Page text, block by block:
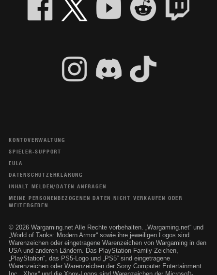
KONTOVERWALTUNG
SPIELER-SUPPORT
EULA
DATENSCHUTZERKLÄRUNG
INHALT MELDEN/DATEN ANFRAGEN
MEINE PERSONENBEZOGENEN DATEN NICHT VERKAUFEN ODER
WEITERGEBEN
© 2026 Wargaming.net Alle Rechte vorbehalten. „Wargaming.net“ und
„World of Tanks: Modern Armor“ sowie ihre jeweiligen Logos sind
Warenzeichen oder eingetragene Warenzeichen von Wargaming in den
USA und anderen Ländern. Das PlayStation Family-Zeichen,
„PlayStation“, das PS5-Logo und „PS5“ sind eingetragene
Warenzeichen oder Warenzeichen der Sony Computer Entertainment